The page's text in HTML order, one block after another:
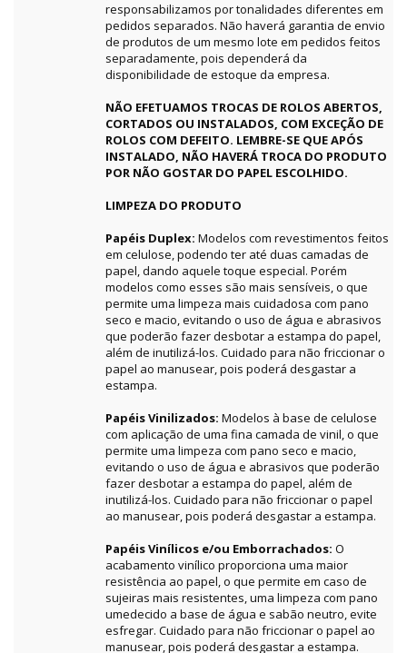
responsabilizamos por tonalidades diferentes em
pedidos separados. Não haverá garantia de envio
de produtos de um mesmo lote em pedidos feitos
separadamente, pois dependerá da
disponibilidade de estoque da empresa.
NÃO EFETUAMOS TROCAS DE ROLOS ABERTOS,
CORTADOS OU INSTALADOS, COM EXCEÇÃO DE
ROLOS COM DEFEITO. LEMBRE-SE QUE APÓS
INSTALADO, NÃO HAVERÁ TROCA DO PRODUTO
POR NÃO GOSTAR DO PAPEL ESCOLHIDO.
LIMPEZA DO PRODUTO
Papéis Duplex: Modelos com revestimentos feitos
em celulose, podendo ter até duas camadas de
papel, dando aquele toque especial. Porém
modelos como esses são mais sensíveis, o que
permite uma limpeza mais cuidadosa com pano
seco e macio, evitando o uso de água e abrasivos
que poderão fazer desbotar a estampa do papel,
além de inutilizá-los. Cuidado para não friccionar o
papel ao manusear, pois poderá desgastar a
estampa.
Papéis Vinilizados: Modelos à base de celulose
com aplicação de uma fina camada de vinil, o que
permite uma limpeza com pano seco e macio,
evitando o uso de água e abrasivos que poderão
fazer desbotar a estampa do papel, além de
inutilizá-los. Cuidado para não friccionar o papel
ao manusear, pois poderá desgastar a estampa.
Papéis Vinílicos e/ou Emborrachados: O
acabamento vinílico proporciona uma maior
resistência ao papel, o que permite em caso de
sujeiras mais resistentes, uma limpeza com pano
umedecido a base de água e sabão neutro, evite
esfregar. Cuidado para não friccionar o papel ao
manusear, pois poderá desgastar a estampa.